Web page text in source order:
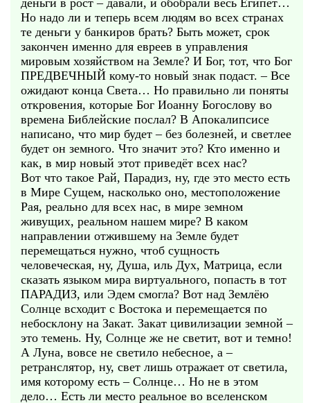
деньги в рост – давали, и обобрали весь Египет…
Но надо ли и теперь всем людям во всех странах
те деньги у банкиров брать? Быть может, срок
закончен именно для евреев в управления
мировым хозяйством на Земле? И Бог, тот, что Бог
ПРЕДВЕЧНЫЙ кому-то новый знак подаст. – Все
ожидают конца Света… Но правильно ли поняты
откровения, которые Бог Иоанну Богослову во
времена Библейские послал? В Апокалипсисе
написано, что мир будет – без болезней, и светлее
будет он земного. Что значит это? Кто именно и
как, в мир новый этот приведёт всех нас?
Вот что такое Рай, Парадиз, ну, где это место есть
в Мире Сущем, насколько оно, местоположение
Рая, реально для всех нас, в мире земном
живущих, реальном нашем мире? В каком
направлении отжившему на Земле будет
перемещаться нужно, чтоб сущность
человеческая, ну, Душа, иль Дух, Матрица, если
сказать языком мира виртуального, попасть в тот
ПАРАДИЗ, или Эдем смогла? Вот над Землёю
Солнце всходит с Востока и перемещается по
небосклону на Закат. Закат цивилизации земной –
это темень. Ну, Солнце же не светит, вот и темно!
А Луна, вовсе не светило небесное, а –
ретранслятор, ну, свет лишь отражает от светила,
имя которому есть – Солнце… Но не в этом
дело… Есть ли место реальное во вселенском